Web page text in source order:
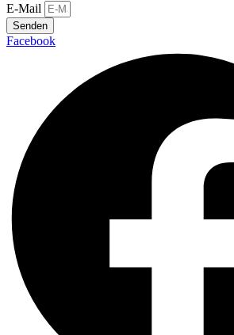
E-Mail
Senden
Facebook